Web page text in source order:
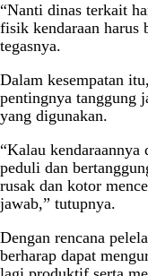
“Nanti dinas terkait
fisik kendaraan harus
tegasnya.
Dalam kesempatan
pentingnya tanggung
yang digunakan.
“Kalau
peduli dan
rusak dan kotor
jawab,” tutupnya.
Dengan rencana
berharap dapat